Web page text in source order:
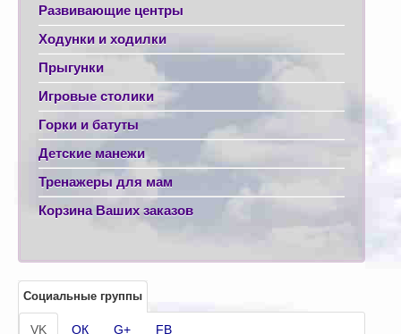
Развивающие центры
Ходунки и ходилки
Прыгунки
Игровые столики
Горки и батуты
Детские манежи
Тренажеры для мам
Корзина Ваших заказов
Социальные группы
VK ОК G+ FB